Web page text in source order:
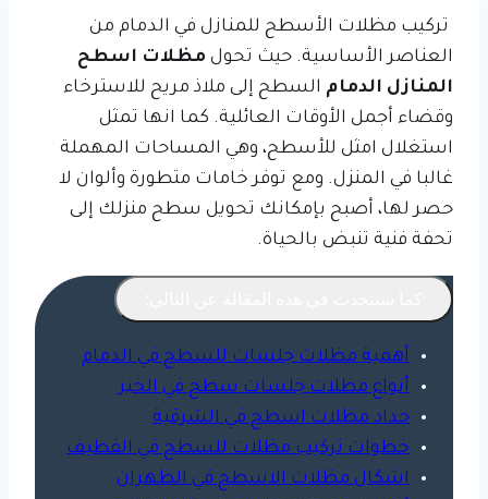
تركيب مظلات الأسطح للمنازل في الدمام من
العناصر الأساسية. حيث تحول مظلات اسطح
المنازل الدمام السطح إلى ملاذ مريح للاسترخاء
وقضاء أجمل الأوقات العائلية. كما انها تمثل
استغلال امثل للأسطح، وهي المساحات المهملة
غالبا في المنزل. ومع توفر خامات متطورة وألوان لا
حصر لها، أصبح بإمكانك تحويل سطح منزلك إلى
تحفة فنية تنبض بالحياة.
أهمية مظلات جلسات للسطح في الدمام
أنواع مظلات جلسات سطح في الخبر
حداد مظلات اسطح في الشرقية
خطوات تركيب مظلات للسطح في القطيف
اشكال مظلات الاسطح في الظهران